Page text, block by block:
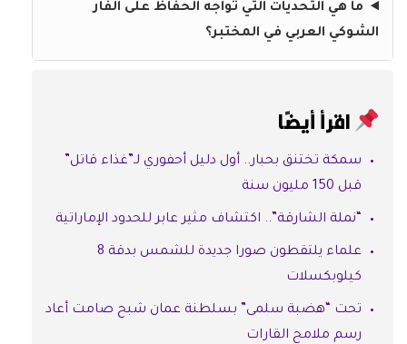
ما هي التحديات التي تواجه الحفاظ على الفأر
الشوكي العربي في المختبر؟
اقرأ أيضًا
سمكة تختنق بحبار.. أول دليل أحفوري لـ”غذاء قاتل”
قبل 150 مليون سنة
“نملة الشارقة”.. اكتشاف مثير عابر للحدود الإماراتية
علماء يلتقطون صورا جديدة للشمس بدقة 8
كيلوبكسلات
تحت “هضبة سلمى” بسلطنة عمان شبح صامت أعاد
رسم ملامح القارات